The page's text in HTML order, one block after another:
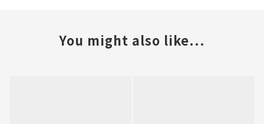
You might also like...